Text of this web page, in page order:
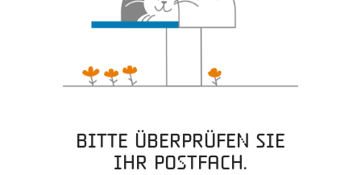
Bitte überprüfen Sie
Ihr Postfach.